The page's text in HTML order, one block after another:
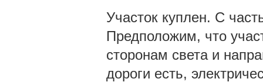
Участок куплен. С
Предположим, что
сторонам света и
дороги есть,